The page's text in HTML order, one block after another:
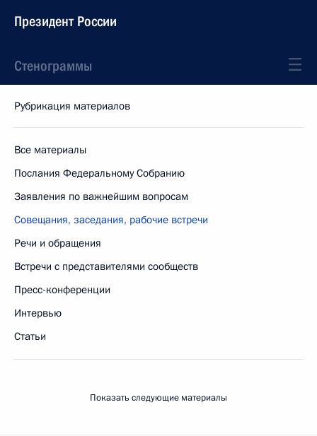
Президент России
Стенограммы
Рубрикация материалов
Все материалы
Послания Федеральному Собранию
Заявления по важнейшим вопросам
Совещания, заседания, рабочие встречи
Речи и обращения
Встречи с представителями сообществ
Пресс-конференции
Интервью
Статьи
Показать следующие материалы